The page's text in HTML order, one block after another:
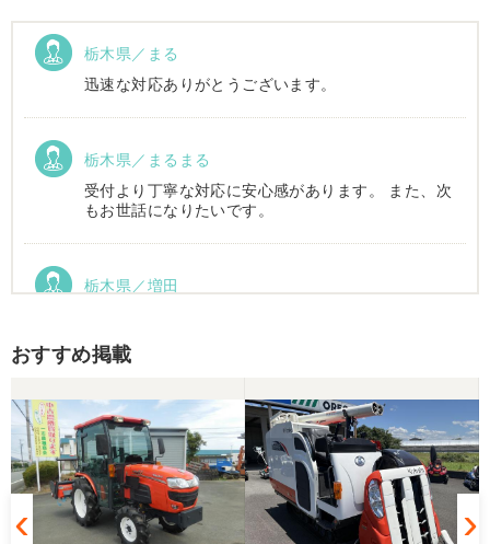
栃木県／まる
迅速な対応ありがとうございます。
栃木県／まるまる
受付より丁寧な対応に安心感があります。 また、次
もお世話になりたいです。
栃木県／増田
おすすめ掲載